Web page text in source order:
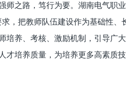
师之路，笃行为要。湖南电气职
求，把教师队伍建设作为基础性
培养、考核、激励机制，引导广
才培养质量，为培养更多高素质